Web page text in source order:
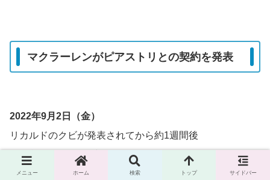
マクラーレンがピアストリとの契約を発表
2022年9月2日（金）
リカルドのクビが発表されてから約1週間後
第15戦オランダGP中の金曜日に、とうとうマクラーレン
がオスカー・ピアストリとの契約を発表しました。
メニュー ホーム 検索 トップ サイドバー